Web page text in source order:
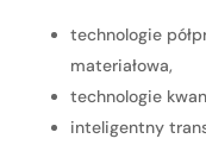
technologie
materiałowa,
technologie
inteligentny